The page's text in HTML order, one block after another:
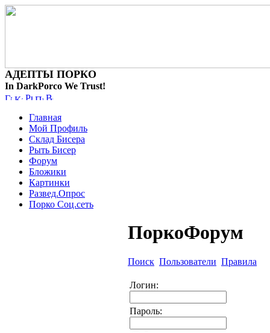
АДЕПТЫ ПОРКО
In DarkPorco We Trust!
Главная
Мой Профиль
Склад Бисера
Рыть Бисер
Форум
Бложики
Картинки
Развед.Опрос
Порко Соц.сеть
ПоркоФорум
Поиск Пользователи Правила
Логин:
Пароль: